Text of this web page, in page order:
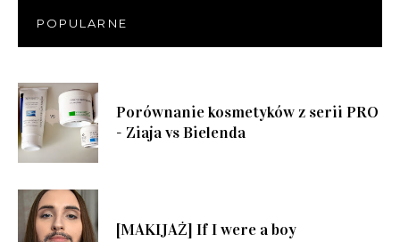
POPULARNE
Porównanie kosmetyków z serii PRO
- Ziaja vs Bielenda
[MAKIJAŻ] If I were a boy